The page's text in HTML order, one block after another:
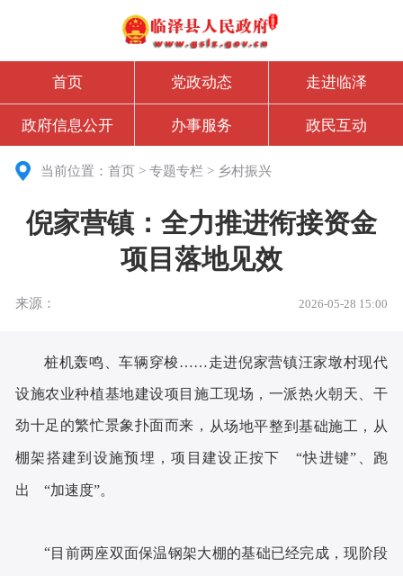
首页 党政动态 走进临泽
政府信息公开 办事服务 政民互动
当前位置：首页 >专题专栏 > 乡村振兴
倪家营镇：全力推进衔接资金
项目落地见效
来源： 2026-05-28 15:00
桩机轰鸣 、车辆穿梭……走进倪家营镇汪家墩村现代
设施农业种植基地建设项目施工现场，一派热火朝天、干
劲十足的繁忙景象扑面而来 ， 从场地平整到基础施工，从
棚架搭建到设施预埋，项目建设正按下 “快进键”、跑
出 “加速度”。
“目前两座双面保温钢架大棚的基础已经完成，现阶段